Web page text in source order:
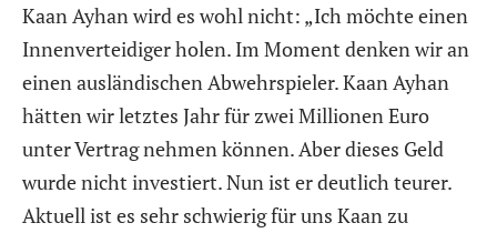
Kaan Ayhan wird es wohl nicht: „Ich möchte einen
Innenverteidiger holen. Im Moment denken wir an
einen ausländischen Abwehrspieler. Kaan Ayhan
hätten wir letztes Jahr für zwei Millionen Euro
unter Vertrag nehmen können. Aber dieses Geld
wurde nicht investiert. Nun ist er deutlich teurer.
Aktuell ist es sehr schwierig für uns Kaan zu